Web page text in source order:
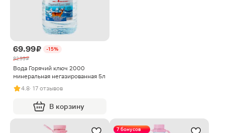
69.99 ₽
-15%
82.99 ₽
Вода Горячий ключ 2000
минеральная негазированная 5л
4.8· 17 отзывов
В корзину
7 бонусов